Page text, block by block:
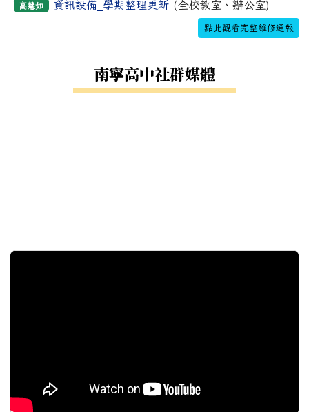
高慧如 資訊設備_學期整理更新 (全校教室、辦公室)
點此觀看完整維修通報
南寧高中社群媒體